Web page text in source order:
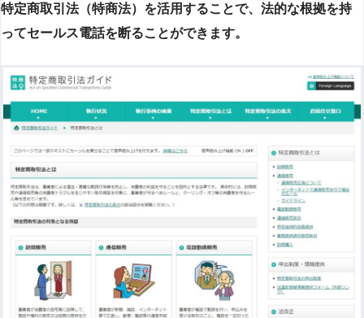
特定商取引法（特商法）を活用することで、法的な根拠を持
ってセールス電話を断ることができます。